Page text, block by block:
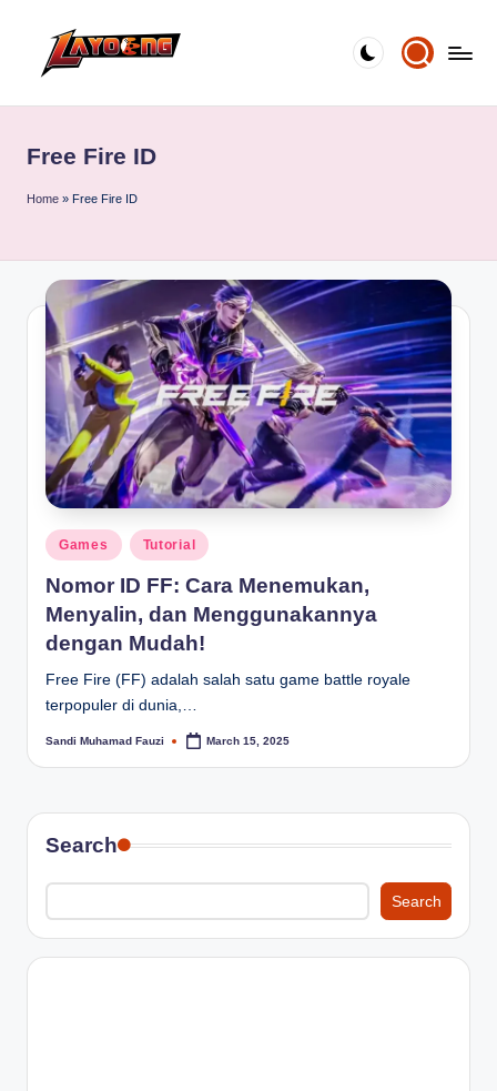
Free Fire ID
Home » Free Fire ID
Posted
in
Games Tutorial
Nomor ID FF: Cara Menemukan,
Menyalin, dan Menggunakannya
dengan Mudah!
Free Fire (FF) adalah salah satu game battle royale
terpopuler di dunia,…
Posted
Sandi Muhamad Fauzi March 15, 2025
Search
Search